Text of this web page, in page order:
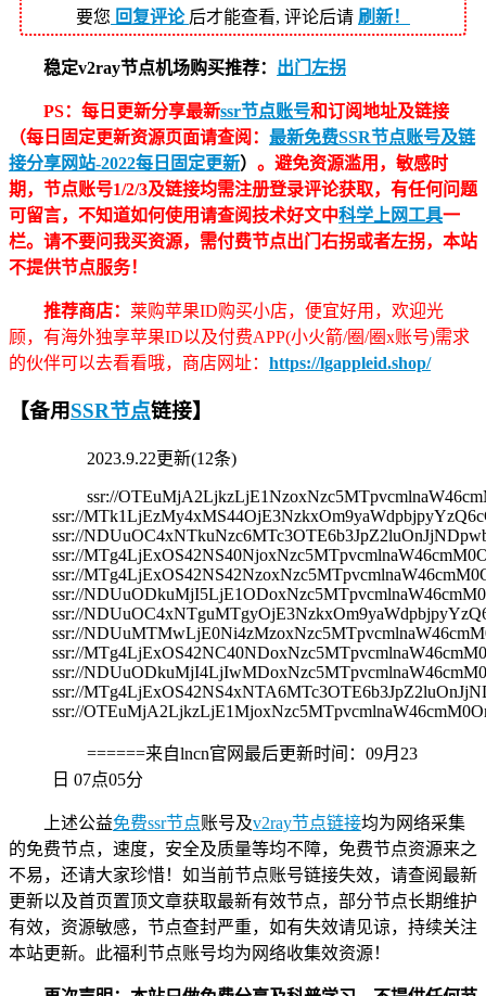
要您 回复评论 后才能查看, 评论后请 刷新！
稳定v2ray节点机场购买推荐： 出门左拐
PS：每日更新分享最新ssr节点账号和订阅地址及链接
（每日固定更新资源页面请查阅： 最新免费SSR节点账号及链
接分享网站-2022每日固定更新） 。避免资源滥用，敏感时
期，节点账号1/2/3及链接均需注册登录评论获取，有任何问题
可留言，不知道如何使用请查阅技术好文中科学上网工具一
栏。请不要问我买资源，需付费节点出门右拐或者左拐，本站
不提供节点服务！
推荐商店： 莱购苹果ID购买小店，便宜好用，欢迎光
顾，有海外独享苹果ID以及付费APP(小火箭/圈/圈x账号)需求
的伙伴可以去看看哦，商店网址： https://lgappleid.shop/
【备用SSR节点链接】
2023.9.22更新(12条)
ssr://
ssr://
ssr://
ssr://
ssr://
ssr://
ssr://
ssr://
ssr://
ssr://
ssr://
ssr://
======来自lncn官网最后更新时间： 09月23
日 07点05分
上述公益免费ssr节点账号及v2ray节点链接均为网络采集
的免费节点，速度，安全及质量等均不障，免费节点资源来之
不易，还请大家珍惜！如当前节点账号链接失效，请查阅最新
更新以及首页置顶文章获取最新有效节点，部分节点长期维护
有效，资源敏感，节点查封严重，如有失效请见谅，持续关注
本站更新。此福利节点账号均为网络收集效资源！